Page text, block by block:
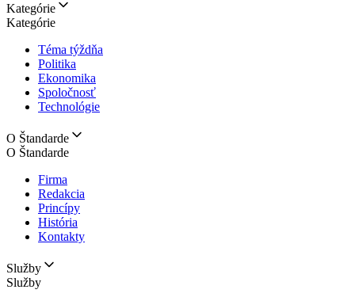
Kategórie
Kategórie
Téma týždňa
Politika
Ekonomika
Spoločnosť
Technológie
O Štandarde
O Štandarde
Firma
Redakcia
Princípy
História
Kontakty
Služby
Služby